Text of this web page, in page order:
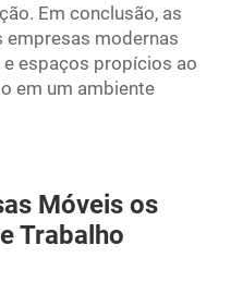
Em conclusão, as
empresas modernas
espaços propícios ao
em um ambiente
Móveis os
Trabalho